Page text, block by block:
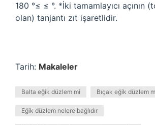
180 °≤ ≤ °. *İki tamamlayıcı açının
olan) tanjantı zıt işaretlidir.
Tarih: Makaleler
Balta eğik düzlem mi Bıçak eğik düzlem
Eğik düzlem nelere bağlıdır